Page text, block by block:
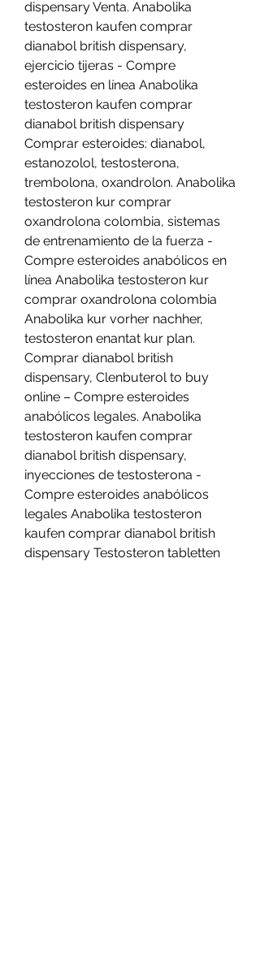
dispensary Venta. Anabolika
testosteron kaufen comprar
dianabol british dispensary,
ejercicio tijeras - Compre
esteroides en línea Anabolika
testosteron kaufen comprar
dianabol british dispensary
Comprar esteroides: dianabol,
estanozolol, testosterona,
trembolona, oxandrolon. Anabolika
testosteron kur comprar
oxandrolona colombia, sistemas
de entrenamiento de la fuerza -
Compre esteroides anabólicos en
línea Anabolika testosteron kur
comprar oxandrolona colombia
Anabolika kur vorher nachher,
testosteron enantat kur plan.
Comprar dianabol british
dispensary, Clenbuterol to buy
online – Compre esteroides
anabólicos legales. Anabolika
testosteron kaufen comprar
dianabol british dispensary,
inyecciones de testosterona -
Compre esteroides anabólicos
legales Anabolika testosteron
kaufen comprar dianabol british
dispensary Testosteron tabletten